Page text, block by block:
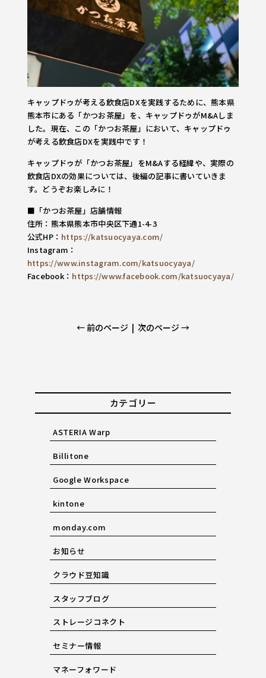
キャップドゥが考える飲食店DXを実践するために、熊本県
熊本市にある「かつお茶屋」を、キャップドゥがM&Aしま
した。現在、この「かつお茶屋」において、キャップドゥ
が考える飲食店DXを実践中です！
キャップドゥが「かつお茶屋」をM&Aする経緯や、実際の
飲食店DXの効果については、後編の記事に書いていきま
す。どうぞお楽しみに！
■「かつお茶屋」店舗情報
住所：熊本県熊本市中央区下通1-4-3
公式HP： https://katsuocyaya.com/
Instagram：
https://www.instagram.com/katsuocyaya/
Facebook： https://www.facebook.com/katsuocyaya/
← 前のページ | 次のページ →
カテゴリー
ASTERIA Warp
Billitone
Google Workspace
kintone
monday.com
お知らせ
クラウド豆知識
スタッフブログ
ストレージコネクト
セミナー情報
マネーフォワード